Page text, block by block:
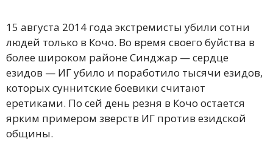
15 августа 2014 года экстремисты убили сотни
людей только в Кочо. Во время своего буйства в
более широком районе Синджар — сердце
езидов — ИГ убило и поработило тысячи езидов,
которых суннитские боевики считают
еретиками. По сей день резня в Кочо остается
ярким примером зверств ИГ против езидской
общины.